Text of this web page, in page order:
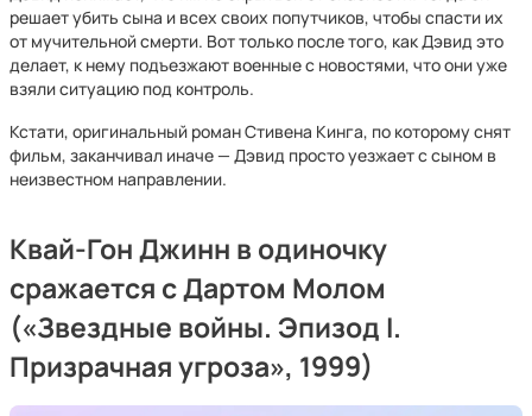
решает убить сына и всех своих попутчиков, чтобы спасти их
от мучительной смерти. Вот только после того, как Дэвид это
делает, к нему подъезжают военные с новостями, что они уже
взяли ситуацию под контроль.
Кстати, оригинальный роман Стивена Кинга, по которому снят
фильм, заканчивал иначе — Дэвид просто уезжает с сыном в
неизвестном направлении.
Квай-Гон Джинн в одиночку
сражается с Дартом Молом
(«Звездные войны. Эпизод I.
Призрачная угроза», 1999)